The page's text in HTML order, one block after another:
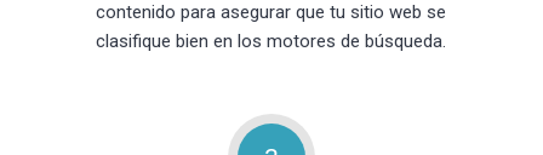
contenido para asegurar que tu sitio web se
clasifique bien en los motores de búsqueda.